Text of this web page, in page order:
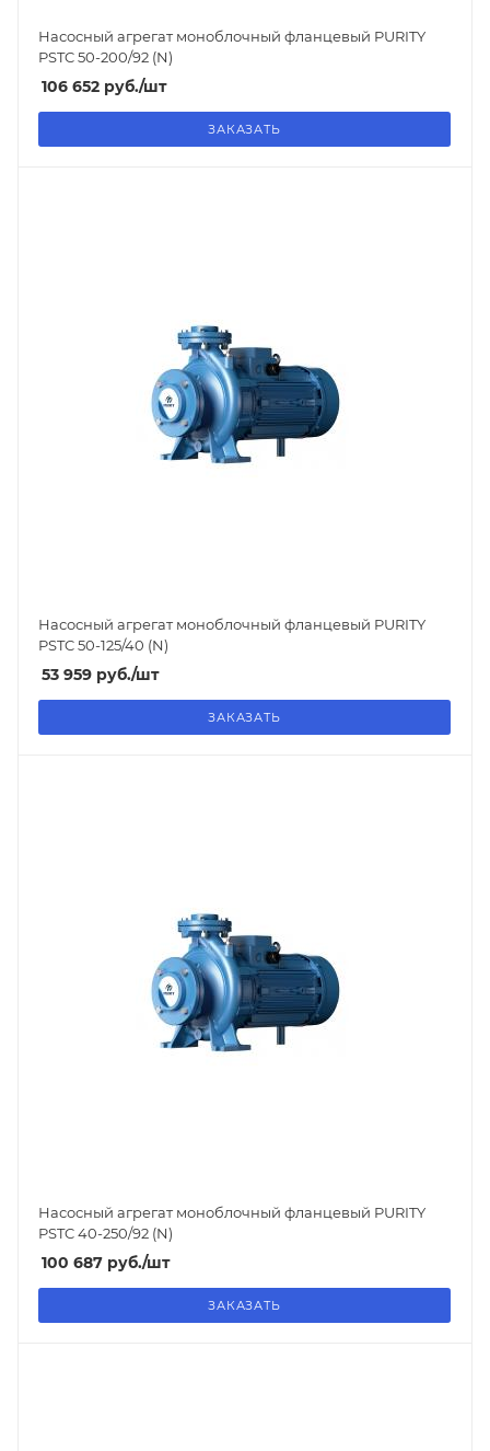
Насосный агрегат моноблочный фланцевый PURITY
PSTC 50-200/92 (N)
106 652 руб./шт
ЗАКАЗАТЬ
Насосный агрегат моноблочный фланцевый PURITY
PSTC 50-125/40 (N)
53 959 руб./шт
ЗАКАЗАТЬ
Насосный агрегат моноблочный фланцевый PURITY
PSTC 40-250/92 (N)
100 687 руб./шт
ЗАКАЗАТЬ